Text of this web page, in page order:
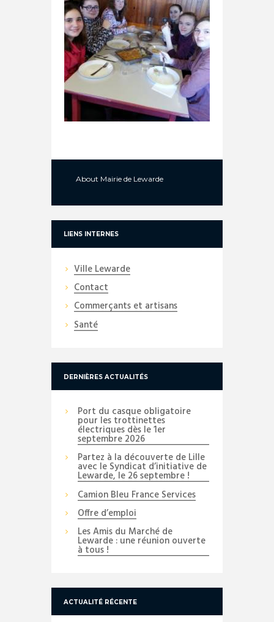
About Mairie de Lewarde
LIENS INTERNES
Ville Lewarde
Contact
Commerçants et artisans
Santé
DERNIÈRES ACTUALITÉS
Port du casque obligatoire
pour les trottinettes
électriques dès le 1er
septembre 2026
Partez à la découverte de Lille
avec le Syndicat d’initiative de
Lewarde, le 26 septembre !
Camion Bleu France Services
Offre d’emploi
Les Amis du Marché de
Lewarde : une réunion ouverte
à tous !
ACTUALITÉ RÉCENTE